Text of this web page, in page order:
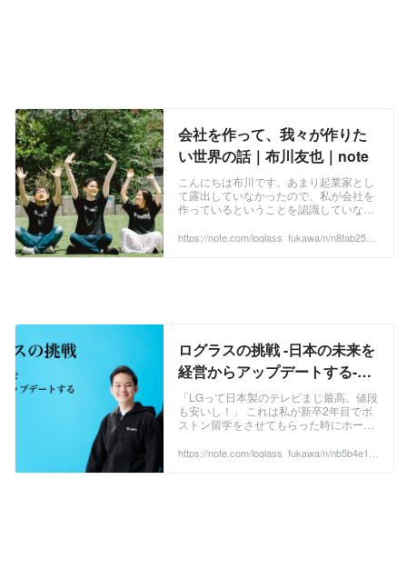
会社を作って、我々が作りた
い世界の話｜布川友也｜note
こんにちは布川です。あまり起業家とし
て露出していなかったので、私が会社を
作っているということを認識していない
月末に会社を登記して、9月から完全に
https://note.com/loglass_fukawa/n/n8fab2544
ログラスの挑戦 -日本の未来を
経営からアップデートする-｜
布川友也｜note
「LGって日本製のテレビまじ最高。値段
も安いし！」 これは私が新卒2年目でボ
ストン留学をさせてもらった時にホーム
言葉です。LGは日本製ではなく韓国製で
https://note.com/loglass_fukawa/n/nb5b4e1a